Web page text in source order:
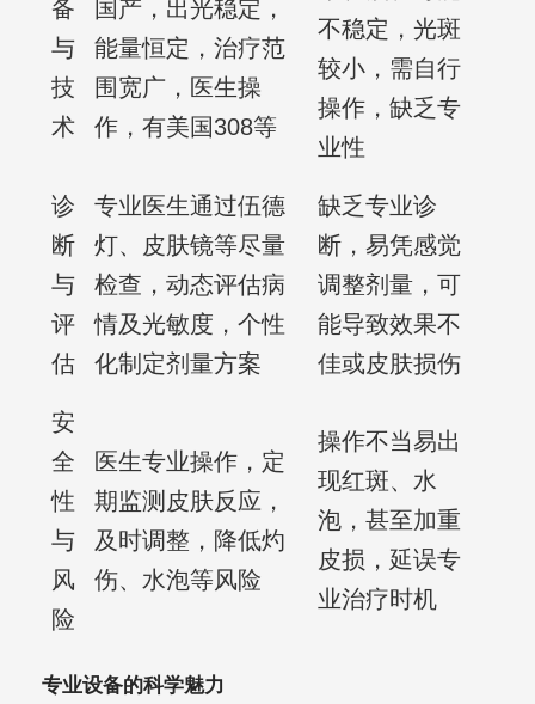
备
与
技
术
国产，出光稳定，
能量恒定，治疗范
围宽广，医生操
作，有美国308等
不稳定，光斑
较小，需自行
操作，缺乏专
业性
诊
断
与
评
估
专业医生通过伍德
灯、皮肤镜等尽量
检查，动态评估病
情及光敏度，个性
化制定剂量方案
缺乏专业诊
断，易凭感觉
调整剂量，可
能导致效果不
佳或皮肤损伤
安
全
性
与
风
险
医生专业操作，定
期监测皮肤反应，
及时调整，降低灼
伤、水泡等风险
操作不当易出
现红斑、水
泡，甚至加重
皮损，延误专
业治疗时机
专业设备的科学魅力